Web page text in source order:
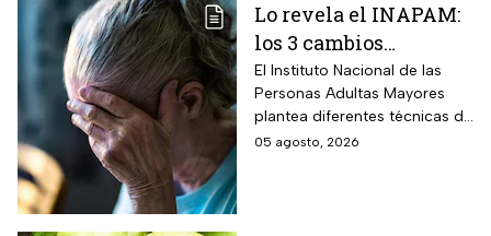
Lo revela el INAPAM:
los 3 cambios
silenciosos que sufre
tu cerebro de forma
natural al envejecer
El Instituto Nacional de las
Personas Adultas Mayores
plantea diferentes técnicas de
estimulación mental para
05 agosto, 2026